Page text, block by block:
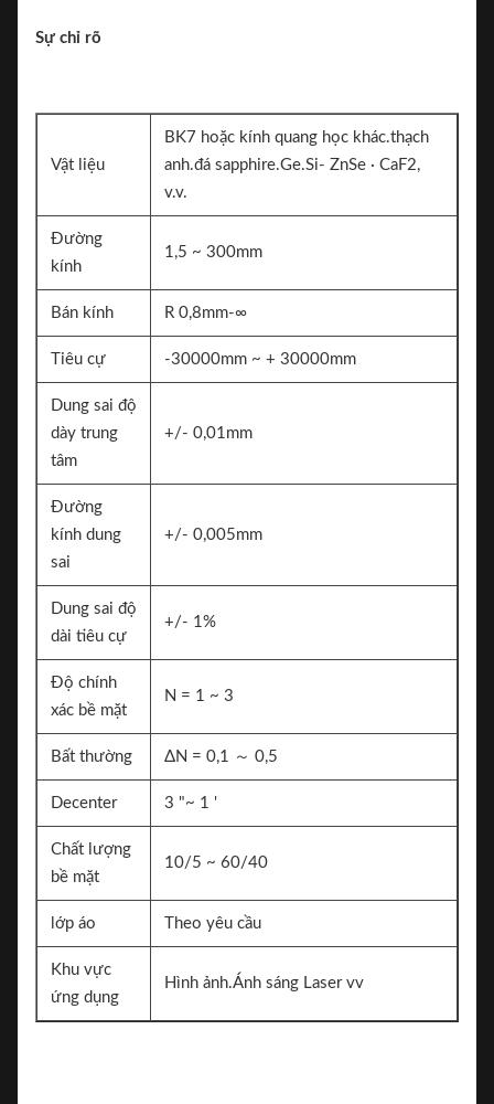
Sự chỉ rõ
Vật liệu
BK7 hoặc kính quang học khác.thạch
anh.đá sapphire.Ge.Si- ZnSe · CaF2,
v.v.
Đường
kính
1,5 ~ 300mm
Bán kính R 0,8mm-∞
Tiêu cự -30000mm ~ + 30000mm
Dung sai độ
dày trung
tâm
+/- 0,01mm
Đường
kính dung
sai
+/- 0,005mm
Dung sai độ
dài tiêu cự
+/- 1%
Độ chính
xác bề mặt
N = 1 ~ 3
Bất thường ΔN = 0,1 ～ 0,5
Decenter 3 "~ 1 '
Chất lượng
bề mặt
10/5 ~ 60/40
lớp áo Theo yêu cầu
Khu vực
ứng dụng
Hình ảnh.Ánh sáng Laser vv